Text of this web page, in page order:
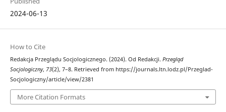
2024-06-13
How to Cite
Redakcja Przeglądu Socjologicznego. (2024). Od Redakcji. Przegląd
Socjologiczny, 73(2), 7–8. Retrieved from https://journals.ltn.lodz.pl/Przeglad-
Socjologiczny/article/view/2381
More Citation Formats